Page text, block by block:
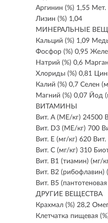
Аргинин (%) 1,55 Мет.
Лизин (%) 1,04
МИНЕРАЛЬНЫЕ
Кальций (%) 1,09
Фосфор (%) 0,95
Натрий (%) 0,6
Хлориды (%) 0,81
Калий (%) 0,7 Селен
Магний (%) 0,07 Йод
ВИТАМИНЫ
Вит. A (МЕ/кг) 24500
Вит. D3 (МЕ/кг) 700
Вит. E (мг/кг) 620
Вит. C (мг/кг) 310
Вит. B1 (тиамин) (мг/
Вит. B2 (рибофлавин)
Вит. B5
ДРУГИЕ ВЕЩЕСТВА
Крахмал (%) 28,2
Клетчатка пищевая